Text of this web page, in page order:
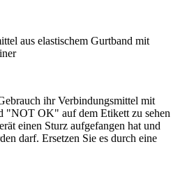
aus elastischem Gurtband mit
ihr Verbindungsmittel mit
"NOT OK" auf dem Etikett zu sehen
einen Sturz aufgefangen hat und
darf. Ersetzen Sie es durch eine